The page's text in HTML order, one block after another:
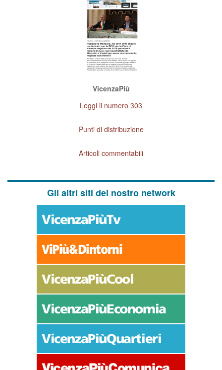
VicenzaPiù
Leggi il numero 303
Punti di distribuzione
Articoli commentabili
Gli altri siti del nostro network